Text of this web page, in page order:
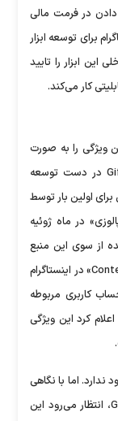
در فرمت مالی
برای توسعه ابزار
ابزار را تایید
کار می‌کند.
ویژگی را به صورت
داخلی آزمایش می‌کند. اگرچه به نظر می‌رسد Gifts در دست توسعه
اولین بار توسط
در ماه ژوئیه
از سوی این منبع
آگاه، دکمه‌ای زیر منویی به نام «Content Appreciation» در اینستاگرام
کاربری مربوطه
کرد این ویژگی
اما با نگاهی
به پلتفرم‌های دیگر با گزینه‌های هدیه یا همان Gifts، انتظار می‌رود این